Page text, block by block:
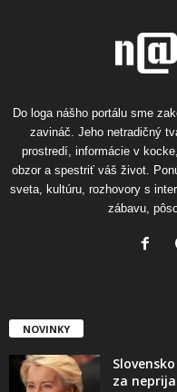
Do loga nášho portálu sme
zavináč. Jeho netradičný
prostredí, informácie v
obzor a spestriť váš život.
sveta, kultúru, rozhovory s
zábavu,
NOVINKY
za